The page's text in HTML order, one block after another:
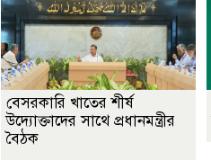
বেসরকারি খাতের শীর্ষ
উদ্যোক্তাদের সাথে প্রধানমন্ত্রীর
বৈঠক